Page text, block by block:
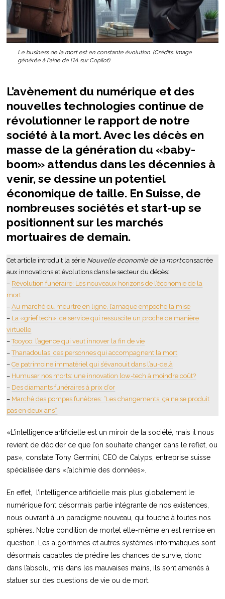
Le business de la mort est en constante évolution. (Crédits: Image
générée à l'aide de l'IA sur Copilot)
L’avènement du numérique et des
nouvelles technologies continue de
révolutionner le rapport de notre
société à la mort. Avec les décès en
masse de la génération du «baby-
boom» attendus dans les décennies à
venir, se dessine un potentiel
économique de taille. En Suisse, de
nombreuses sociétés et start-up se
positionnent sur les marchés
mortuaires de demain.
Cet article introduit la série Nouvelle économie de la mortconsacrée
aux innovations et évolutions dans le secteur du décès:
– Révolution funéraire: Les nouveaux horizons de l’économie de la
mort
–Au marché du meurtre en ligne, l’arnaque empoche la mise
– La «grief tech», ce service qui ressuscite un proche de manière
virtuelle
–Tooyoo: l’agence qui veut innover la fin de vie
–Thanadoulas, ces personnes qui accompagnent la mort
–Ce patrimoine immatériel qui s’évanouit dans l’au-delà
– Humuser nos morts: une innovation low-tech à moindre coût?
– Des diamants funéraires à prix d’or
– Marché des pompes funèbres: “Les changements, ça ne se produit
pas en deux ans”
«L’intelligence artificielle est un miroir de la société, mais il nous
revient de décider ce que l’on souhaite changer dans le reflet, ou
pas», constate Tony Germini, CEO de Calyps, entreprise suisse
spécialisée dans «l’alchimie des données».
En effet, l’intelligence artificielle mais plus globalement le
numérique font désormais partie intégrante de nos existences,
nous ouvrant à un paradigme nouveau, qui touche à toutes nos
sphères. Notre condition de mortel elle-même en est remise en
question. Les algorithmes et autres systèmes informatiques sont
désormais capables de prédire les chances de survie, donc
dans l’absolu, mis dans les mauvaises mains, ils sont amenés à
statuer sur des questions de vie ou de mort.